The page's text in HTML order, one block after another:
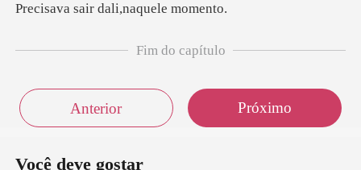
ir dali,naqu
Fim do capítulo
Anterior Próximo
Você deve gostar